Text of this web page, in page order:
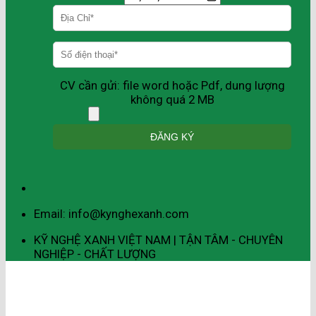
CV cần gửi: file word hoặc Pdf, dung lượng
không quá 2 MB
Email: info@kynghexanh.com
KỸ NGHỆ XANH VIỆT NAM | TẬN TÂM - CHUYÊN
NGHIỆP - CHẤT LƯỢNG